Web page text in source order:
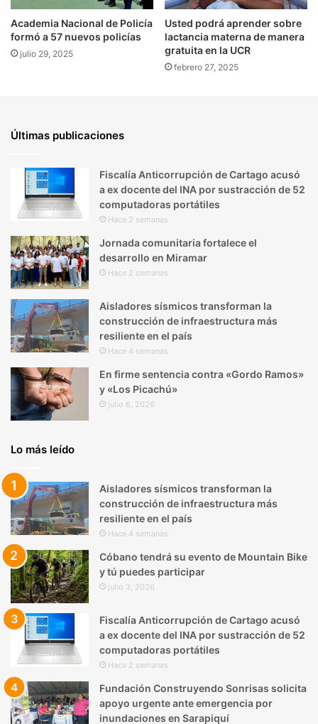
Academia Nacional de Policía
formó a 57 nuevos policías
julio 29, 2025
Usted podrá aprender sobre
lactancia materna de manera
gratuita en la UCR
febrero 27, 2025
Últimas publicaciones
Fiscalía Anticorrupción de Cartago acusó
a ex docente del INA por sustracción de 52
computadoras portátiles
Hace 2 semanas
Jornada comunitaria fortalece el
desarrollo en Miramar
Hace 2 semanas
Aisladores sísmicos transforman la
construcción de infraestructura más
resiliente en el país
Hace 4 semanas
En firme sentencia contra «Gordo Ramos»
y «Los Picachú»
julio 6, 2026
Lo más leído
Aisladores sísmicos transforman la
construcción de infraestructura más
resiliente en el país
Hace 4 semanas
Cóbano tendrá su evento de Mountain Bike
y tú puedes participar
julio 3, 2026
Fiscalía Anticorrupción de Cartago acusó
a ex docente del INA por sustracción de 52
computadoras portátiles
Hace 2 semanas
Fundación Construyendo Sonrisas solicita
apoyo urgente ante emergencia por
inundaciones en Sarapiquí